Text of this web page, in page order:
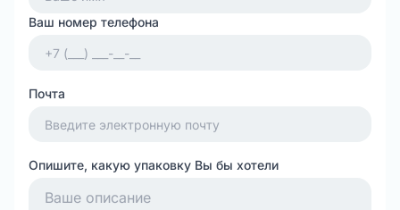
Ваш номер телефона
Почта
Опишите, какую упаковку Вы бы хотели